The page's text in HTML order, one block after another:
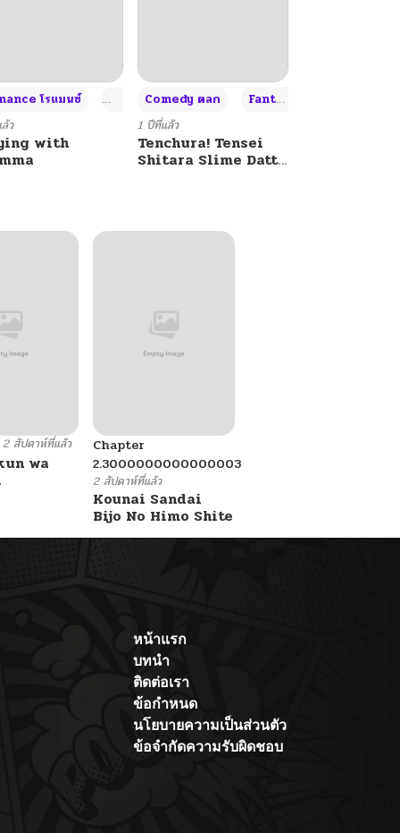
+4
โรแมนซ์ Adult ผู้ใหญ่ +4
ว
with
Comedy ตลก Fantasy แฟนตาซี
1 ปีที่แล้ว
Tenchura! Tensei
Shitara Slime Datta
2 สัปดาห์ที่แล้ว
wa
Chapter
2.3000000000000003
2 สัปดาห์ที่แล้ว
Kounai Sandai
Bijo No Himo Shite
หน้าแรก
บทนำ
ติดต่อเรา
ข้อกำหนด
นโยบายความเป็นส่วนตัว
ข้อจำกัดความรับผิดชอบ